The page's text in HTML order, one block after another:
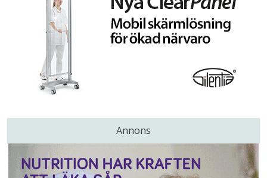
Annons